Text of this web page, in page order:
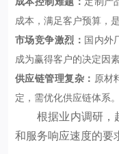
成本，满足客户预算，
市场竞争激烈： 国内外
成为赢得客户的决定因素
供应链管理复杂： 原材
定，需优化供应链体系。
根据业内调研，
和服务响应速度的要